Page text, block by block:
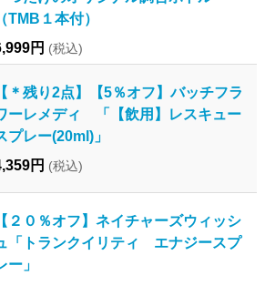
（TMB１本付）
円 (税込)
【＊残り2点】【5％オフ】バッチフラ
ーレメディ 「【飲用】レスキュー
プレー(20ml)」
円 (税込)
【２０％オフ】ネイチャーズウィッシ
「トランクイリティ エナジースプ
ー」